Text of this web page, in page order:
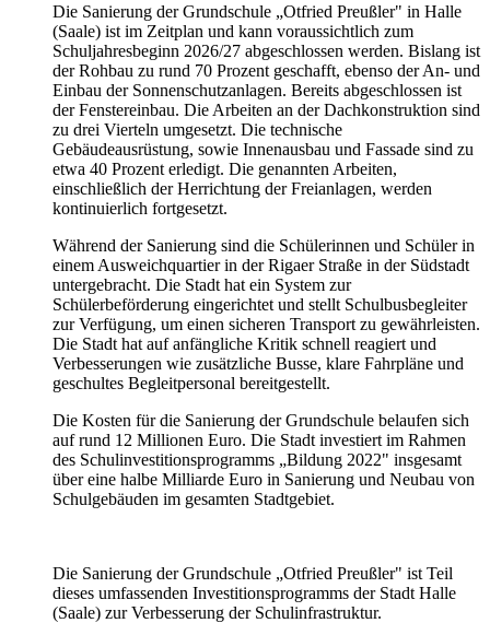
Die Sanierung der Grundschule „Otfried Preußler" in Halle
(Saale) ist im Zeitplan und kann voraussichtlich zum
Schuljahresbeginn 2026/27 abgeschlossen werden. Bislang ist
der Rohbau zu rund 70 Prozent geschafft, ebenso der An- und
Einbau der Sonnenschutzanlagen. Bereits abgeschlossen ist
der Fenstereinbau. Die Arbeiten an der Dachkonstruktion sind
zu drei Vierteln umgesetzt. Die technische
Gebäudeausrüstung, sowie Innenausbau und Fassade sind zu
etwa 40 Prozent erledigt. Die genannten Arbeiten,
einschließlich der Herrichtung der Freianlagen, werden
kontinuierlich fortgesetzt.
Während der Sanierung sind die Schülerinnen und Schüler in
einem Ausweichquartier in der Rigaer Straße in der Südstadt
untergebracht. Die Stadt hat ein System zur
Schülerbeförderung eingerichtet und stellt Schulbusbegleiter
zur Verfügung, um einen sicheren Transport zu gewährleisten.
Die Stadt hat auf anfängliche Kritik schnell reagiert und
Verbesserungen wie zusätzliche Busse, klare Fahrpläne und
geschultes Begleitpersonal bereitgestellt.
Die Kosten für die Sanierung der Grundschule belaufen sich
auf rund 12 Millionen Euro. Die Stadt investiert im Rahmen
des Schulinvestitionsprogramms „Bildung 2022" insgesamt
über eine halbe Milliarde Euro in Sanierung und Neubau von
Schulgebäuden im gesamten Stadtgebiet.
Die Sanierung der Grundschule „Otfried Preußler" ist Teil
dieses umfassenden Investitionsprogramms der Stadt Halle
(Saale) zur Verbesserung der Schulinfrastruktur.